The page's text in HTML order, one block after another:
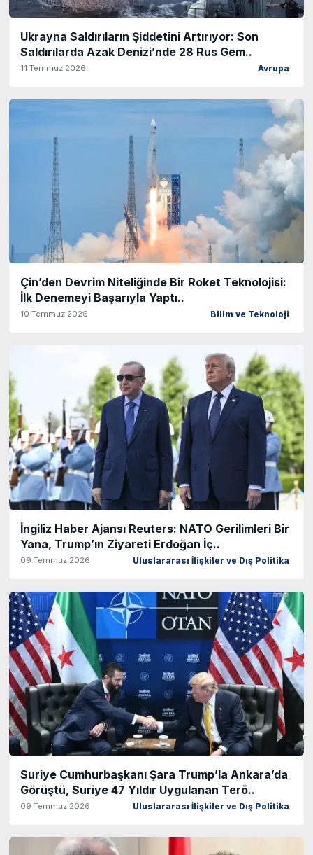
Ukrayna Saldırıların Şiddetini Artırıyor: Son
Saldırılarda Azak Denizi’nde 28 Rus Gem..
11 Temmuz 2026 Avrupa
Çin’den Devrim Niteliğinde Bir Roket Teknolojisi:
İlk Denemeyi Başarıyla Yaptı..
10 Temmuz 2026 Bilim ve Teknoloji
İngiliz Haber Ajansı Reuters: NATO Gerilimleri Bir
Yana, Trump’ın Ziyareti Erdoğan İç..
09 Temmuz 2026 Uluslararası İlişkiler ve Dış Politika
Suriye Cumhurbaşkanı Şara Trump’la Ankara’da
Görüştü, Suriye 47 Yıldır Uygulanan Terö..
09 Temmuz 2026 Uluslararası İlişkiler ve Dış Politika